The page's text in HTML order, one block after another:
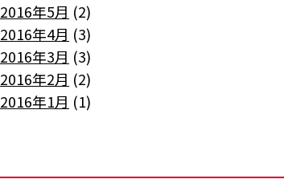
2016年5月 (2)
2016年4月 (3)
2016年3月 (3)
2016年2月 (2)
2016年1月 (1)